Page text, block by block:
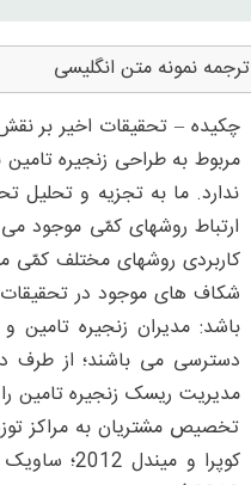
ترجمه نمونه متن انگلیسی
چکیده – تحقیقات اخیر بر
مربوط به طراحی زنجیره تامین
ندارد. ما به تجزیه و تحلیل
ارتباط روشهای کمّی موجود
کاربردی روشهای مختلف کمّی
شکاف های موجود در
باشد: مدیران زنجیره تامین
دسترسی می باشند؛ از طرف